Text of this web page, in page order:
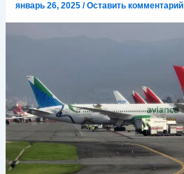
январь 26, 2025/Оставить комментарий